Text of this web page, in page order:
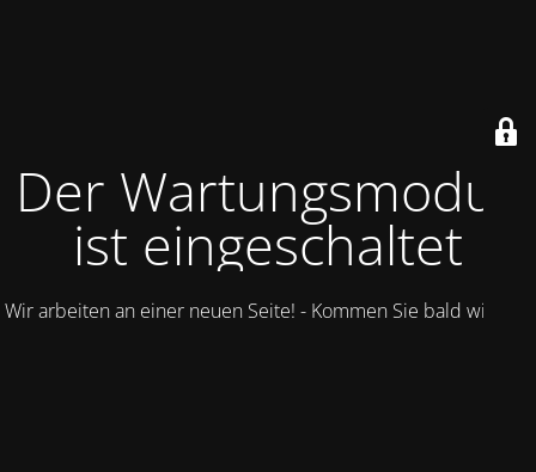
Der Wartungsmodus
ist eingeschaltet
Wir arbeiten an einer neuen Seite! - Kommen Sie bald wieder.